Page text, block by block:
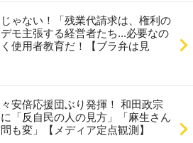
ゃない！「残業代請求は、権利の
モ主張する経営者たち...必要なの
使用者教育だ！【ブラ弁は見
安倍応援団ぶり発揮！ 和田政宗
「反自民の人の見方」「麻生さん
も変」【メディア定点観測】